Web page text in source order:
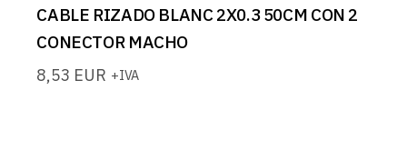
CABLE RIZADO BLANC 2X0.3 50CM CON 2
CONECTOR MACHO
8,53 EUR +IVA